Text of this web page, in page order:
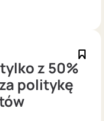
z 50%
politykę